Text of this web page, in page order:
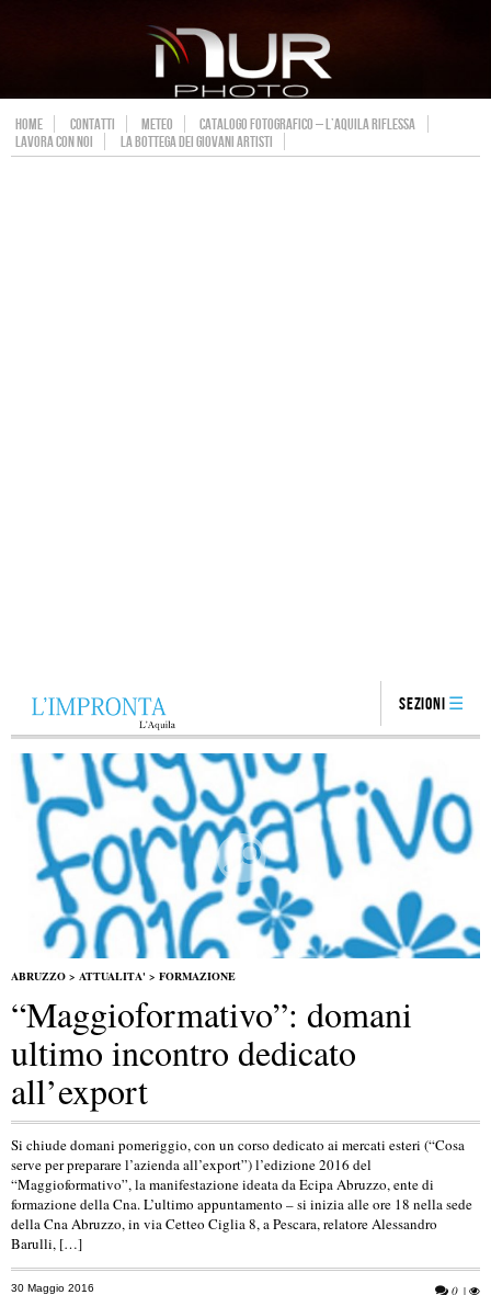
HOME CONTATTI METEO
CATALOGO FOTOGRAFICO – L’AQUILA RIFLESSA
LAVORA CON NOI
LA BOTTEGA DEI GIOVANI ARTISTI
Sezioni
ABRUZZO > ATTUALITA' > FORMAZIONE
“Maggioformativo”: domani
ultimo incontro dedicato
all’export
Si chiude domani pomeriggio, con un corso dedicato ai mercati esteri (“Cosa
serve per preparare l’azienda all’export”) l’edizione 2016 del
“Maggioformativo”, la manifestazione ideata da Ecipa Abruzzo, ente di
formazione della Cna. L’ultimo appuntamento – si inizia alle ore 18 nella sede
della Cna Abruzzo, in via Cetteo Ciglia 8, a Pescara, relatore Alessandro
Barulli, […]
30 Maggio 2016 0 |